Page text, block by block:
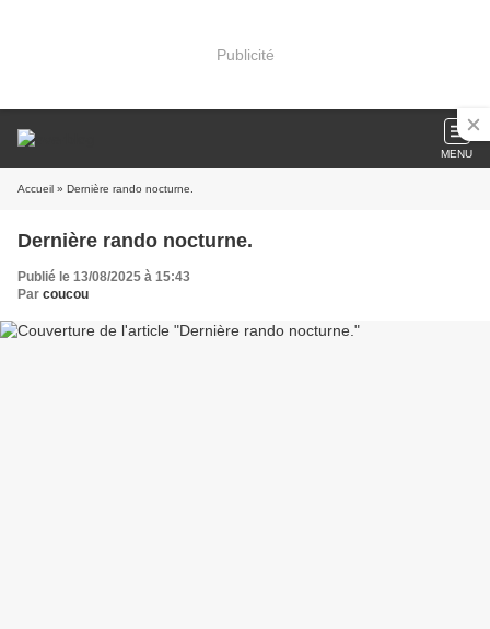
Publicité
MENU
Accueil » Dernière rando nocturne.
Dernière rando nocturne.
Publié le 13/08/2025 à 15:43
Par coucou